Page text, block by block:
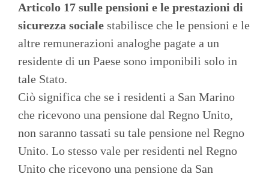
Articolo 17 sulle pensioni e le prestazioni di
sicurezza sociale stabilisce che le pensioni e le
altre remunerazioni analoghe pagate a un
residente di un Paese sono imponibili solo in
tale Stato.
Ciò significa che se i residenti a San Marino
che ricevono una pensione dal Regno Unito,
non saranno tassati su tale pensione nel Regno
Unito. Lo stesso vale per residenti nel Regno
Unito che ricevono una pensione da San